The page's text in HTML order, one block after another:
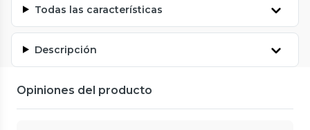
Todas las características
Descripción
Opiniones del producto